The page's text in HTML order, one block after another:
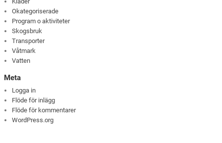
Okategoriserade
Program o aktiviteter
Skogsbruk
Transporter
Våtmark
Vatten
Meta
Logga in
Flöde för inlägg
Flöde för kommentarer
WordPress.org